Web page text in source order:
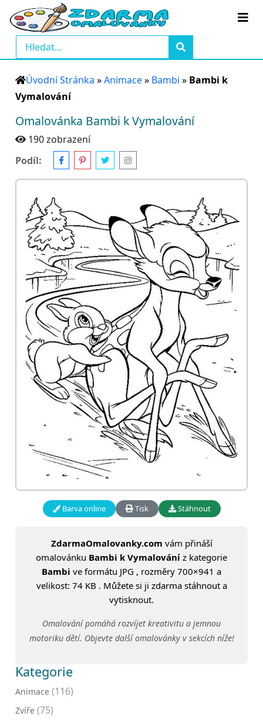
Úvodní Stránka »Animace» Bambi » Bambi k
Vymalování
Omalovánka Bambi k Vymalování
190 zobrazení
Podíl:
Barva online Tisk Stáhnout
ZdarmaOmalovanky.com vám přináší
omalovánku Bambi k Vymalování z kategorie
Bambi ve formátu JPG , rozměry 700×941 a
velikost: 74 KB . Můžete si ji zdarma stáhnout a
vytisknout.
Omalování pomáhá rozvíjet kreativitu a jemnou
motoriku dětí. Objevte další omalovánky v sekcích níže!
Kategorie
Animace (116)
Zvíře (75)